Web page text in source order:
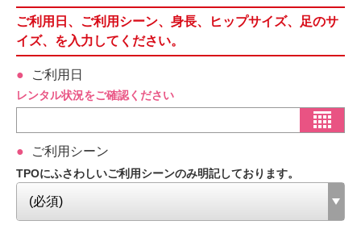
ご利用日、ご利用シーン、身長、ヒップサイズ、足のサ
イズ、を入力してください。
ご利用日
レンタル状況をご確認ください
ご利用シーン
TPOにふさわしいご利用シーンのみ明記しております。